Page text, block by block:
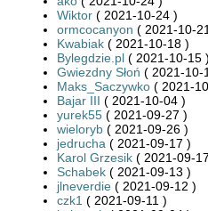
Wiktor ( 2021-10-24 )
ormcocanyon ( 2021-10-
Kwabiak ( 2021-10-18 )
Bylegdzie.pl ( 2021-10-15 )
Gwiezdny Słoń ( 2021-10-
Maks_Saczywko ( 2021-
Bajar III ( 2021-10-04 )
yurek55 ( 2021-09-27 )
wieloryb ( 2021-09-26 )
jedrucha ( 2021-09-17 )
Karol Grzesik ( 2021-09-
Schabek ( 2021-09-13 )
jlneverdie ( 2021-09-12 )
czk1 ( 2021-09-11 )